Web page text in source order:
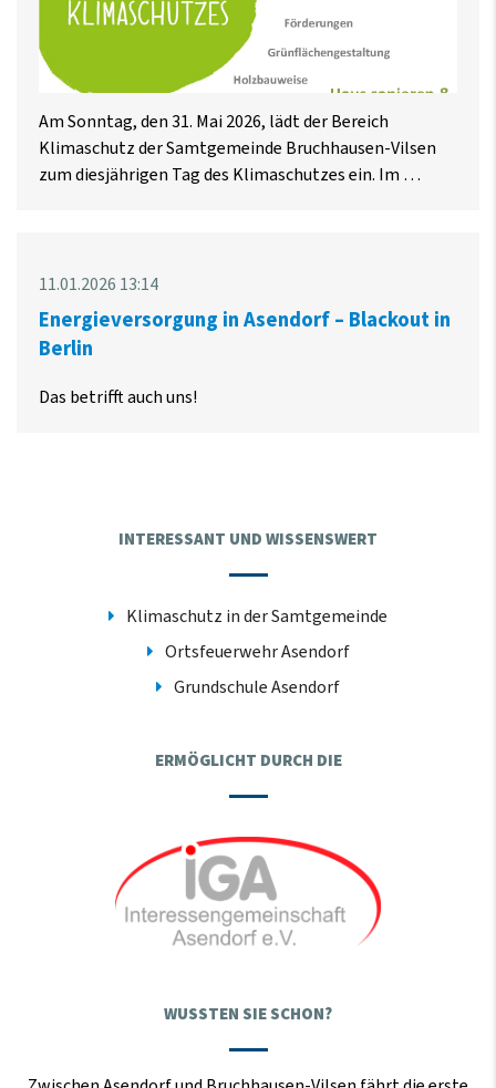
Am Sonntag, den 31. Mai 2026, lädt der Bereich
Klimaschutz der Samtgemeinde Bruchhausen-Vilsen
zum diesjährigen Tag des Klimaschutzes ein. Im …
11.01.2026 13:14
Energieversorgung in Asendorf – Blackout in
Berlin
Das betrifft auch uns!
INTERESSANT UND WISSENSWERT
Klimaschutz in der Samtgemeinde
Ortsfeuerwehr Asendorf
Grundschule Asendorf
ERMÖGLICHT DURCH DIE
WUSSTEN SIE SCHON?